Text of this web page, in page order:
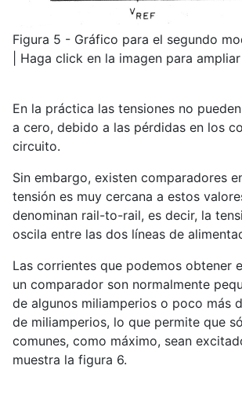
Figura 5 - Gráfico para el segundo
| Haga click en la imagen para ampliar |
En la práctica las tensiones no
a cero, debido a las pérdidas en los
circuito.
Sin embargo, existen comparadores
tensión es muy cercana a estos
denominan rail-to-rail, es decir, la
oscila entre las dos líneas de
Las corrientes que podemos obtener
un comparador son normalmente
de algunos miliamperios o poco más
de miliamperios, lo que permite que
comunes, como máximo, sean
muestra la figura 6.